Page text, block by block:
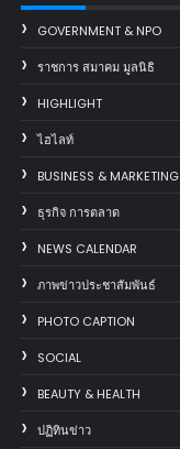
GOVERNMENT & NPO
ราชการ สมาคม มูลนิธิ
HIGHLIGHT
ไฮไลท์
BUSINESS & MARKETING
ธุรกิจ การตลาด
NEWS CALENDAR
ภาพข่าวประชาสัมพันธ์
PHOTO CAPTION
SOCIAL
BEAUTY & HEALTH
ปฏิทินข่าว